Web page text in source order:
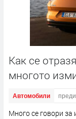
Как се
многото
Автомобили
Много се говори